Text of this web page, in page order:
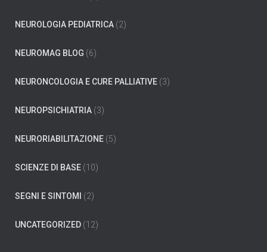
NEUROLOGIA PEDIATRICA (2)
NEUROMAG BLOG (6)
NEURONCOLOGIA E CURE PALLIATIVE (3)
NEUROPSICHIATRIA (3)
NEURORIABILITAZIONE (5)
SCIENZE DI BASE (10)
SEGNI E SINTOMI (2)
UNCATEGORIZED (12)